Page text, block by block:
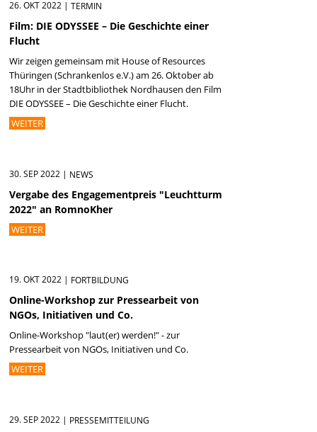
26. OKT 2022 | TERMIN
Film: DIE ODYSSEE – Die Geschichte einer
Flucht
Wir zeigen gemeinsam mit House of Resources
Thüringen (Schrankenlos e.V.) am 26. Oktober ab
18Uhr in der Stadtbibliothek Nordhausen den Film
DIE ODYSSEE – Die Geschichte einer Flucht.
WEITER
30. SEP 2022 | NEWS
Vergabe des Engagementpreis "Leuchtturm
2022" an RomnoKher
WEITER
19. OKT 2022 | FORTBILDUNG
Online-Workshop zur Pressearbeit von
NGOs, Initiativen und Co.
Online-Workshop "laut(er) werden!" - zur
Pressearbeit von NGOs, Initiativen und Co.
WEITER
29. SEP 2022 | PRESSEMITTEILUNG